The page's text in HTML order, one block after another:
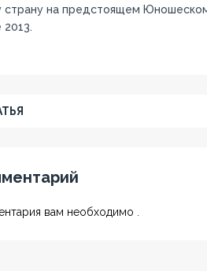
страну на предстоящем
2013.
вам необходимо .